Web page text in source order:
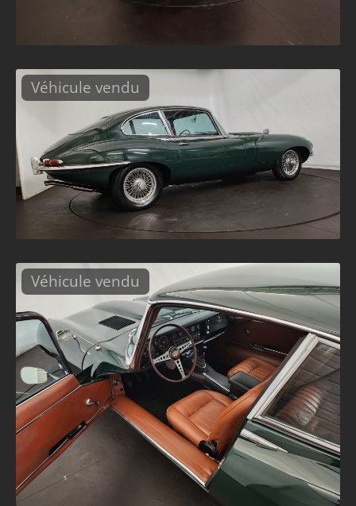
Véhicule vendu
Véhicule vendu